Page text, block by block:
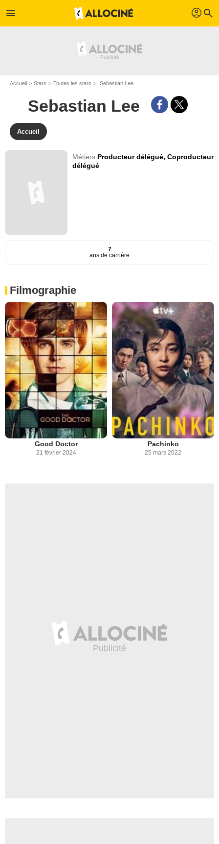
menu profil search
Accueil Stars Toutes les stars Sebastian Lee
Sebastian Lee
Accueil
Métiers Producteur délégué,Coproducteur
délégué
7
ans de carrière
Filmographie
Good Doctor
21 février 2024
Pachinko
25 mars 2022